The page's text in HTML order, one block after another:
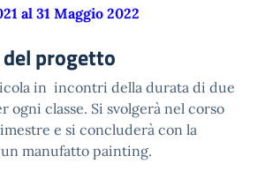
al 31 Maggio 2022
progetto
in incontri della durata di due
ogni classe. Si svolgerà nel corso
e si concluderà con la
manufatto painting.